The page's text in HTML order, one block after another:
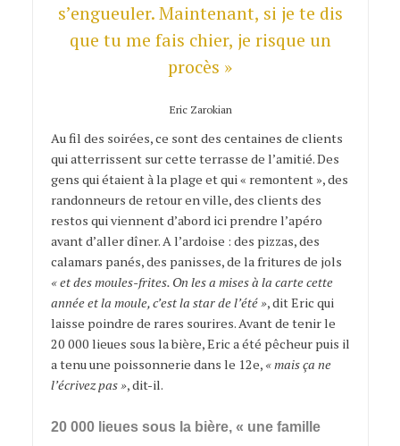
s’engueuler. Maintenant, si je te dis
que tu me fais chier, je risque un
procès »
Eric Zarokian
Au fil des soirées, ce sont des centaines de clients
qui atterrissent sur cette terrasse de l’amitié. Des
gens qui étaient à la plage et qui « remontent », des
randonneurs de retour en ville, des clients des
restos qui viennent d’abord ici prendre l’apéro
avant d’aller dîner. A l’ardoise : des pizzas, des
calamars panés, des panisses, de la fritures de jols
« et des moules-frites. On les a mises à la carte cette
année et la moule, c’est la star de l’été », dit Eric qui
laisse poindre de rares sourires. Avant de tenir le
20 000 lieues sous la bière, Eric a été pêcheur puis il
a tenu une poissonnerie dans le 12e, « mais ça ne
l’écrivez pas », dit-il.
20 000 lieues sous la bière, « une famille